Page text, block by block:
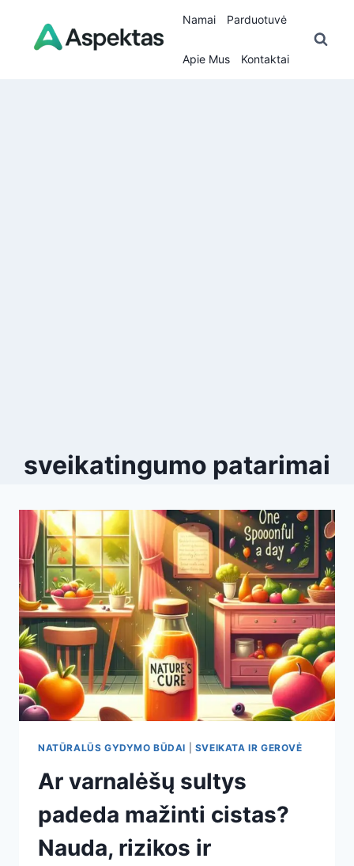
content
Namai Parduotuvė
Apie Mus Kontaktai
sveikatingumo patarimai
NATŪRALŪS GYDYMO BŪDAI SVEIKATA IR GEROVĖ
Ar varnalėšų sultys
padeda mažinti cistas?
Nauda, rizikos ir